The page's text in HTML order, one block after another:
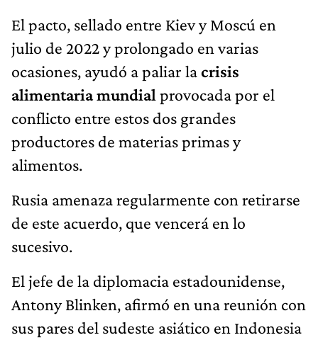
El pacto, sellado entre Kiev y Moscú en
julio de 2022 y prolongado en varias
ocasiones, ayudó a paliar lacrisis
alimentaria mundial provocada por el
conflicto entre estos dos grandes
productores de materias primas y
alimentos.
Rusia amenaza regularmente con retirarse
de este acuerdo, que vencerá en lo
sucesivo.
El jefe de la diplomacia estadounidense,
Antony Blinken, afirmó en una reunión con
sus pares del sudeste asiático en Indonesia